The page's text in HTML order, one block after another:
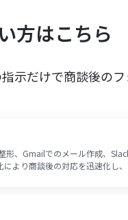
方はこちら
示だけで商談後の
形、Gmailでのメール作成、
より商談後の対応を迅速化し